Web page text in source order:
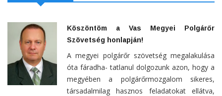
Köszöntöm a Vas Megyei Polgárőr
Szövetség honlapján!
A megyei polgárőr szövetség megalakulása
óta fáradha- tatlanul dolgozunk azon, hogy a
megyében a polgárőrmozgalom sikeres,
társadalmilag hasznos feladatokat ellátva,